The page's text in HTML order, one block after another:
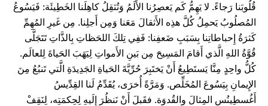
قُلُوبَنا رَجاءً. لا يَهِمُّ كَم يَعصِرُنا الأَلَمُ وَتُثقِلُ كاهِلَنا الخَطِيئَة: فَيَسُوعُ
المُصلُوبُ يَحمِلُ كُلَّ هذِه الأَثقالَ مَعَنا وَمِن أَجلِنا. مِن غَيرِ المُهِمِّ
كَثرَةُ إِحباطاتِنا بِسَبَبِ ضَعفِنا: فَفِي تِلكَ اللحَظاتِ بِالذَّاتِ تَتَجَلَّى
قُوَّةُ اللهِ الَّذي أَقامَ المَسِيحَ مِن بَينِ الأَمواتِ لِيَهَبَ الحَياةَ لِلعالَم.
كُلُّ واحِدٍ مِنَّا يَستَطِيعُ أَنْ يَختَبِرَ حُرِّيَّةَ الحَياةِ الجَدِيدَةِ الَّتي تَنبُعُ مِنَ
الإِيمانِ بِيَسُوعَ المُخَلِّص. وَمَرَّةً أُخرَى، يُقَدِّمُ لَنا القِدِّيسُ
أَغُسطِينُس المِثالَ والقُدوَة. فقَبلَ أَنْ نَنظُرَ إِلَيهِ لِحِكمَتِه، لِنَقِفْ